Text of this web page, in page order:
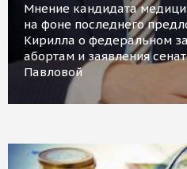
Мнение кандидата
на фоне последнего
Кирилла о федеральном
абортам и заявления
Павловой